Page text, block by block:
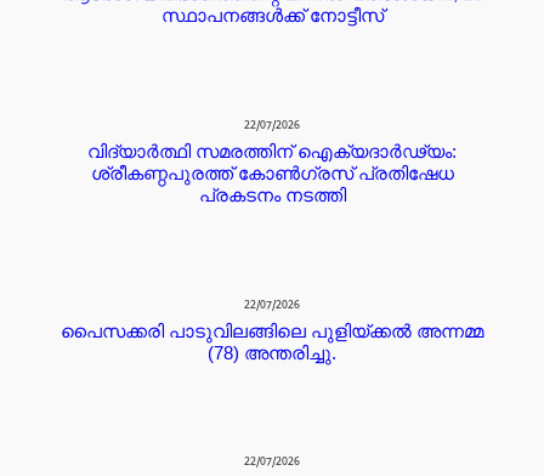
സ്ഥാപനങ്ങൾക്ക് നോട്ടീസ്
22/07/2026
വിദ്യാർത്ഥി സമരത്തിന് ഐക്യദാർഢ്യം:
ശ്രീകണ്ഠപുരത്ത് കോൺഗ്രസ് പ്രതിഷേധ
പ്രകടനം നടത്തി
22/07/2026
പൈസക്കരി പാടുവിലങ്ങിലെ പുളിയ്ക്കൽ അന്നമ്മ
(78) അന്തരിച്ചു.
22/07/2026